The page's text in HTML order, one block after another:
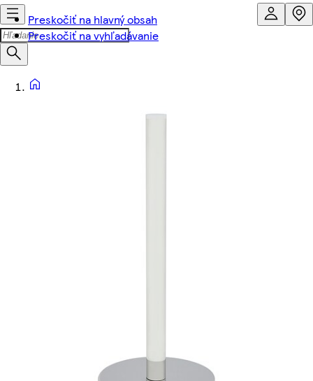
Preskočiť na hlavný obsah
Preskočiť na vyhľadávanie